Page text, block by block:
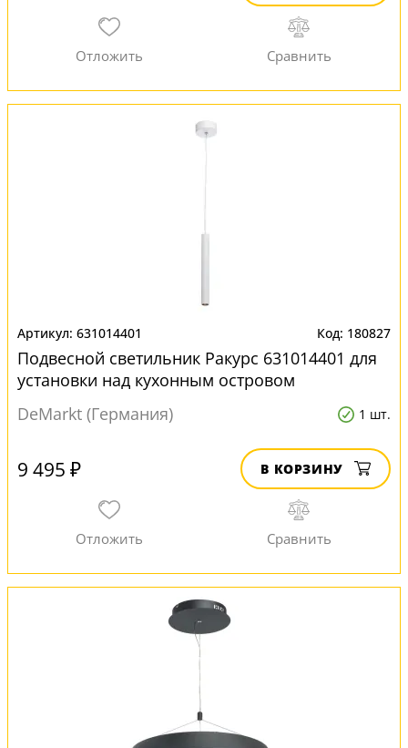
631014401 180827
Подвесной светильник Ракурс 631014401 для
установки над кухонным островом
DeMarkt (Германия)
1 шт.
9 495 ₽ В КОРЗИНУ